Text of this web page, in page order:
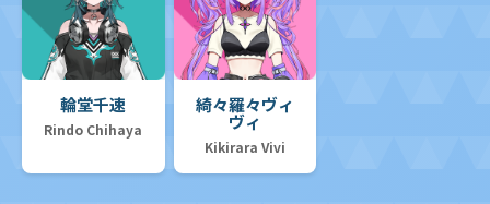
輪堂千速
Rindo Chihaya
綺々羅々ヴィ
ヴィ
Kikirara Vivi